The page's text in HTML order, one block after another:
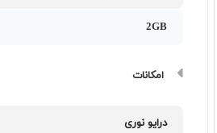
2GB
امکانات
درایو نوری